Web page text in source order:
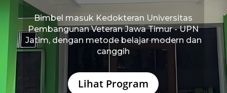
Bimbel masuk Kedokteran Universitas
Pembangunan Veteran Jawa Timur - UPN
Jatim, dengan metode belajar modern dan
canggih
Lihat Program